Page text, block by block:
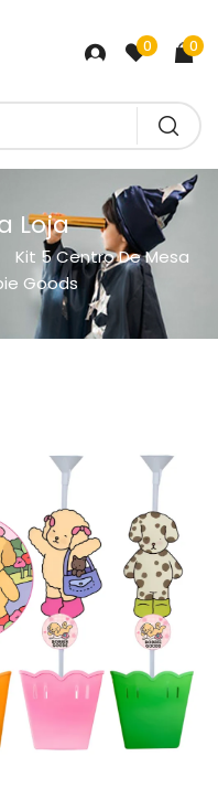
0 0
Loja
Kit 5 Centro De Mesa
Goods